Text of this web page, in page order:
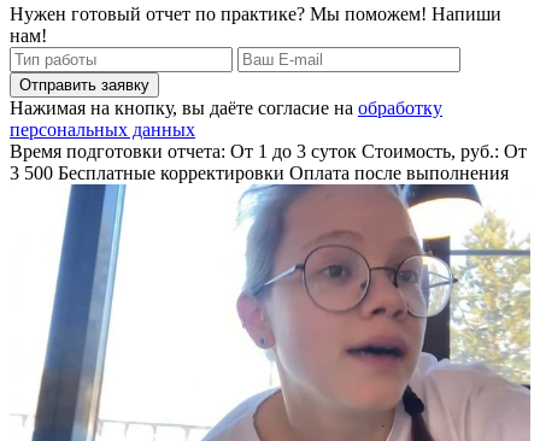
Нужен готовый отчет по практике? Мы поможем! Напиши
нам!
Отправить заявку
Нажимая на кнопку, вы даёте согласие на обработку
персональных данных
Время подготовки отчета: От 1 до 3 суток Стоимость, руб.: От
3 500 Бесплатные корректировки Оплата после выполнения